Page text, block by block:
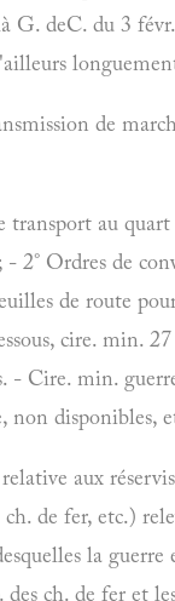
G. deC. du 3
de
transport au
2° Ordres de
de route
cire. min.
- Cire. min.
disponibles,
aux
de fer, etc.)
la
ch. de fer et